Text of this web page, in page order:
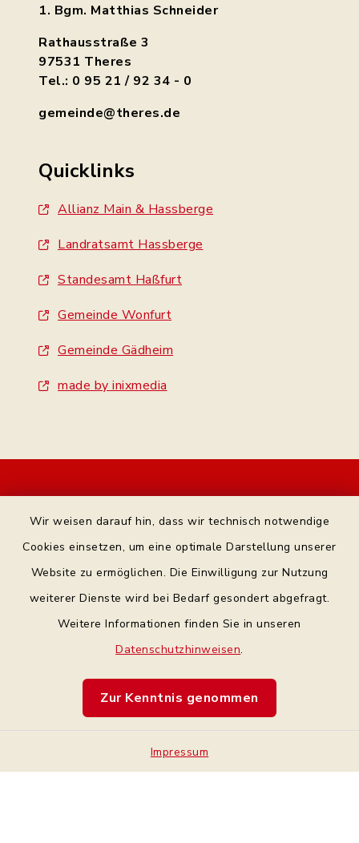
Wir weisen darauf hin, dass wir technisch notwendige
Cookies einsetzen, um eine optimale Darstellung unserer
Website zu ermöglichen. Die Einwilligung zur Nutzung
weiterer Dienste wird bei Bedarf gesondert abgefragt.
Weitere Informationen finden Sie in unseren
Datenschutzhinweisen.
Zur Kenntnis genommen
Impressum
1. Bgm. Matthias Schneider
Rathausstraße 3
97531 Theres
Tel.: 0 95 21 / 92 34 - 0
gemeinde@theres.de
Quicklinks
Allianz Main & Hassberge
Landratsamt Hassberge
Standesamt Haßfurt
Gemeinde Wonfurt
Gemeinde Gädheim
made by inixmedia
Bankverbindung
Barrierefreiheit
Impressum
Sitemap